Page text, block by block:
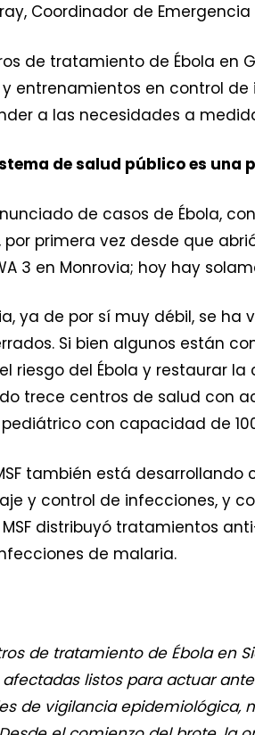
Coordinador de Emergencia
de tratamiento de Ébola en
entrenamientos en control
a las necesidades a
de salud público es una
de casos de Ébola,
por primera vez desde que
3 en Monrovia; hoy hay
ya de por sí muy débil, se
Si bien algunos están
riesgo del Ébola y restaurar
trece centros de salud con
con capacidad de
también está
y control de infecciones, y
distribuyó tratamientos
de malaria.
de tratamiento de Ébola en
listos para actuar
de vigilancia